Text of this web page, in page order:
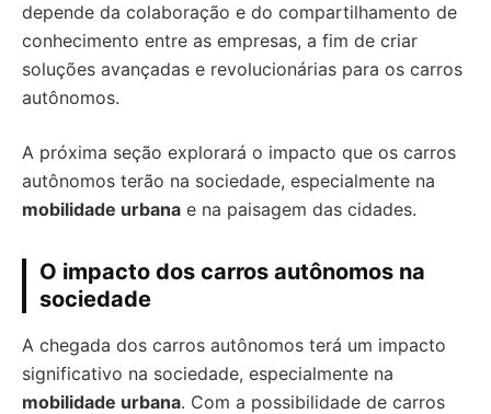
depende da colaboração e do compartilhamento de
conhecimento entre as empresas, a fim de criar
soluções avançadas e revolucionárias para os carros
autônomos.
A próxima seção explorará o impacto que os carros
autônomos terão na sociedade, especialmente na
mobilidade urbana e na paisagem das cidades.
O impacto dos carros autônomos na
sociedade
A chegada dos carros autônomos terá um impacto
significativo na sociedade, especialmente na
mobilidade urbana. Com a possibilidade de carros